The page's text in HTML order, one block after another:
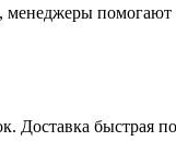
помогают
Доставка быстрая